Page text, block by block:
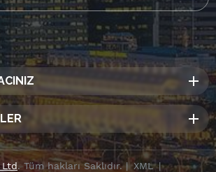
Ltd. Tüm hakları Saklıdır. | XML|